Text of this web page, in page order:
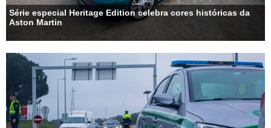
Série especial Heritage Edition celebra cores históricas da
Aston Martin